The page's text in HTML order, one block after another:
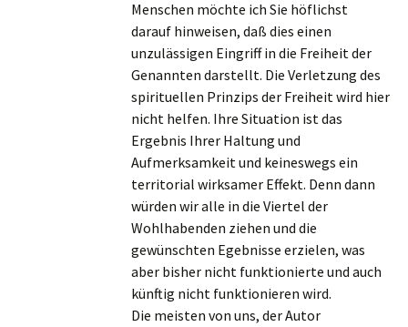
Menschen möchte ich Sie höflichst
darauf hinweisen, daß dies einen
unzulässigen Eingriff in die Freiheit der
Genannten darstellt. Die Verletzung des
spirituellen Prinzips der Freiheit wird hier
nicht helfen. Ihre Situation ist das
Ergebnis Ihrer Haltung und
Aufmerksamkeit und keineswegs ein
territorial wirksamer Effekt. Denn dann
würden wir alle in die Viertel der
Wohlhabenden ziehen und die
gewünschten Egebnisse erzielen, was
aber bisher nicht funktionierte und auch
künftig nicht funktionieren wird.
Die meisten von uns, der Autor